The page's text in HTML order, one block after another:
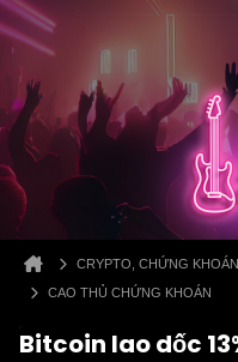
CRYPTO, CHỨNG
CAO THỦ CHỨNG KHOÁN
Bitcoin lao dốc